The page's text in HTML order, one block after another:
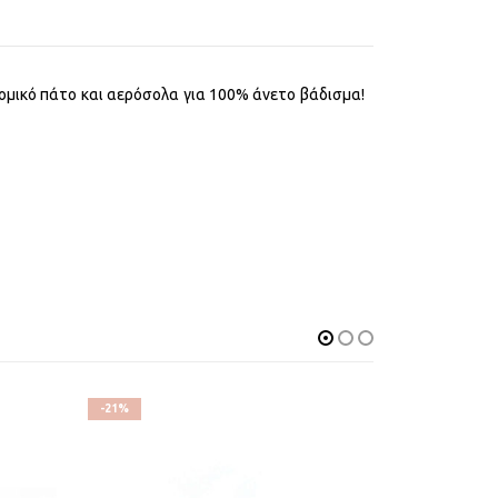
πάτο και αερόσολα για 100% άνετο βάδισμα!
-21%